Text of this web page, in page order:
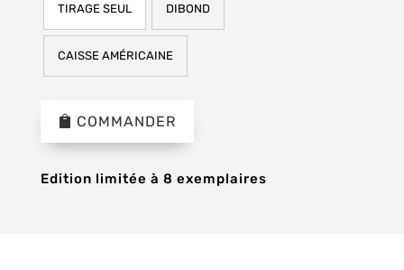
TIRAGE SEUL DIBOND
CAISSE AMÉRICAINE
COMMANDER
Edition limitée à 8 exemplaires